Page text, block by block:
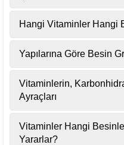
Hangi Vitaminler Hangi
Yapılarına Göre Besin
Vitaminlerin,
Ayraçları
Vitaminler Hangi
Yararlar?